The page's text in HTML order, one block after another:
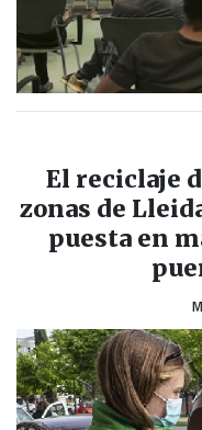
El reciclaje
zonas de
puesta en